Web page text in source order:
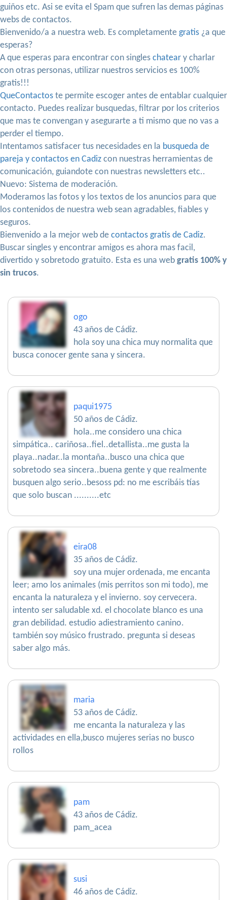
guiños etc. Asi se evita el Spam que sufren las demas páginas
webs de contactos.
Bienvenido/a a nuestra web. Es completamente gratis ¿a que
esperas?
A que esperas para encontrar con singles chatear y charlar
con otras personas, utilizar nuestros servicios es 100%
gratis!!!
QueContactos te permite escoger antes de entablar cualquier
contacto. Puedes realizar busquedas, filtrar por los criterios
que mas te convengan y asegurarte a ti mismo que no vas a
perder el tiempo.
Intentamos satisfacer tus necesidades en la busqueda de
pareja y contactos en Cadiz con nuestras herramientas de
comunicación, guiandote con nuestras newsletters etc..
Nuevo: Sistema de moderación.
Moderamos las fotos y los textos de los anuncios para que
los contenidos de nuestra web sean agradables, fiables y
seguros.
Bienvenido a la mejor web de contactos gratis de Cadiz.
Buscar singles y encontrar amigos es ahora mas facil,
divertido y sobretodo gratuito. Esta es una web gratis 100% y
sin trucos.
ogo
43 años de Cádiz.
hola soy una chica muy normalita que
busca conocer gente sana y sincera.
paqui1975
50 años de Cádiz.
hola..me considero una chica
simpática.. cariñosa..fiel..detallista..me gusta la
playa..nadar..la montaña..busco una chica que
sobretodo sea sincera..buena gente y que realmente
busquen algo serio..besoss pd: no me escribáis tías
que solo buscan ..........etc
eira08
35 años de Cádiz.
soy una mujer ordenada, me encanta
leer; amo los animales (mis perritos son mi todo), me
encanta la naturaleza y el invierno. soy cervecera.
intento ser saludable xd. el chocolate blanco es una
gran debilidad. estudio adiestramiento canino.
también soy músico frustrado. pregunta si deseas
saber algo más.
maria
53 años de Cádiz.
me encanta la naturaleza y las
actividades en ella,busco mujeres serias no busco
rollos
pam
43 años de Cádiz.
pam_acea
susi
46 años de Cádiz.